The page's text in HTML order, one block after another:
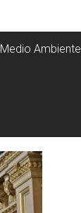
Medio Ambiente